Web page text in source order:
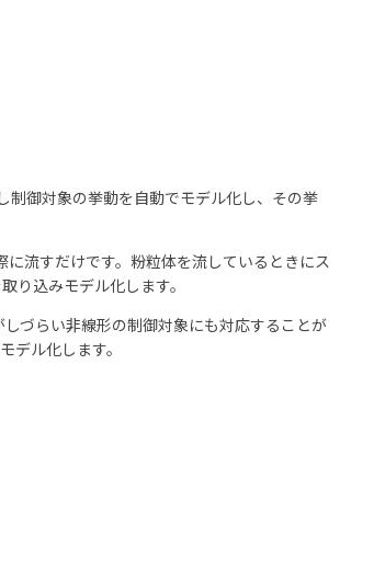
制御対象の挙動を自動でモデル化し、その挙
流すだけです。粉粒体を流しているときにス
り込みモデル化します。
づらい非線形の制御対象にも対応することが
デル化します。